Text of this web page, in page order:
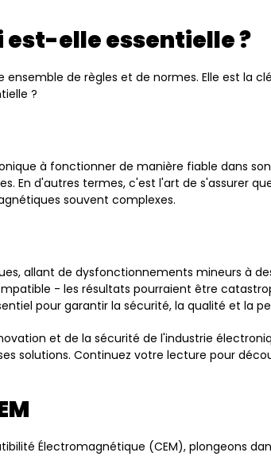
est-elle essentielle ?
de règles et de normes. Elle est la
?
à fonctionner de manière fiable dans
En d'autres termes, c'est l'art de s'assurer
souvent complexes.
allant de dysfonctionnements mineurs à
- les résultats pourraient être
pour garantir la sécurité, la qualité et la
et de la sécurité de l'industrie
solutions. Continuez votre lecture pour
Électromagnétique (CEM), plongeons